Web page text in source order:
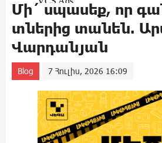
Մի´ սպասեք, որ
տներից տանեն.
Վարդանյան
Blog 7 Հուլիս, 2026 16:09